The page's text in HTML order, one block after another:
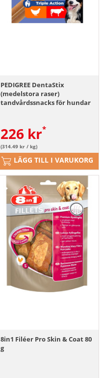
PEDIGREE DentaStix
(medelstora raser)
tandvårdssnacks för hundar
226 kr
(314.49 kr / kg)
LÄGG TILL I VARUKORG
8in1 Filéer Pro Skin & Coat 80
g